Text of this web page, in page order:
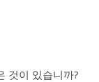
것이 있습니까?